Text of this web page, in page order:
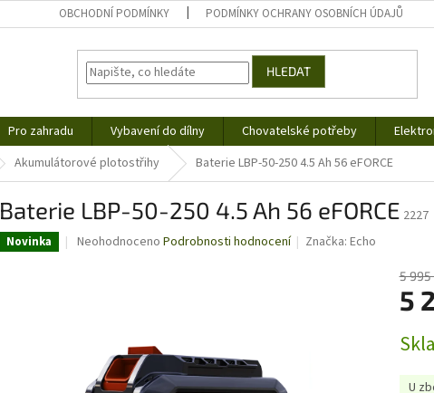
OBCHODNÍ PODMÍNKY PODMÍNKY OCHRANY OSOBNÍCH ÚDAJŮ
HLEDAT
Pro zahradu Vybavení do dílny Chovatelské potřeby
Akumulátorové plotostřihy Baterie LBP-50-250 4.5 Ah 56 eFORCE
Baterie LBP-50-250 4.5 Ah 56 eFORCE 2227
Novinka
Průměrné
hvězdiček.
Neohodnoceno Podrobnosti hodnocení Značka:Echo
5 995
5
cena:
U